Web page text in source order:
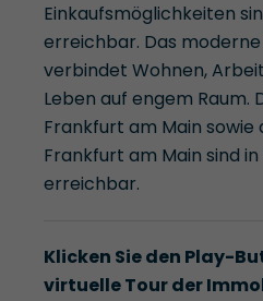
Einkaufsmöglichkeiten
erreichbar. Das
verbindet Wohnen,
Leben auf engem Raum.
Frankfurt am Main sowie
Frankfurt am Main sind
erreichbar.
Klicken Sie den Play-
virtuelle Tour der